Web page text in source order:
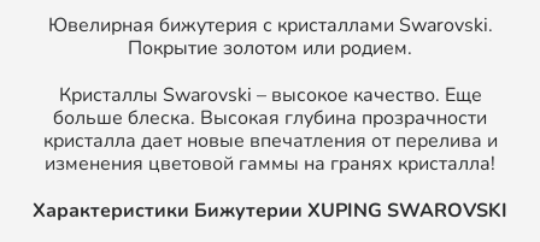
Ювелирная бижутерия с кристаллами Swarovski.
Покрытие золотом или родием.
Кристаллы Swarovski – высокое качество. Еще
больше блеска. Высокая глубина прозрачности
кристалла дает новые впечатления от перелива и
изменения цветовой гаммы на гранях кристалла!
Характеристики Бижутерии XUPING SWAROVSKI